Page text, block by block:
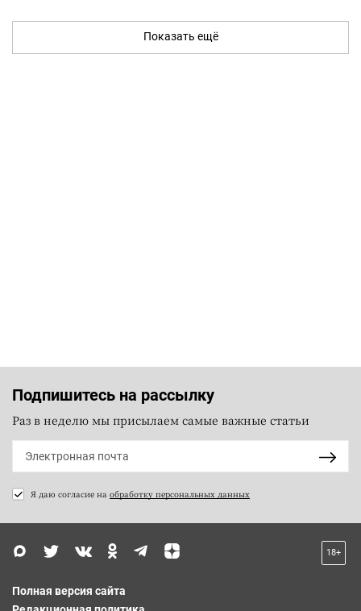
Показать ещё
Подпишитесь на рассылку
Раз в неделю мы присылаем самые важные статьи
Я даю согласие на обработку персональных данных
18+
Полная версия сайта